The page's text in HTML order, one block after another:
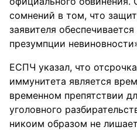
сомнений в том, что
заявителя
презумпции
ЕСПЧ указал, что
иммунитета является
временном препятствии
уголовного
никоим образом не